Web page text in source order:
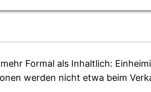
Formal als Inhaltlich:
werden nicht etwa beim